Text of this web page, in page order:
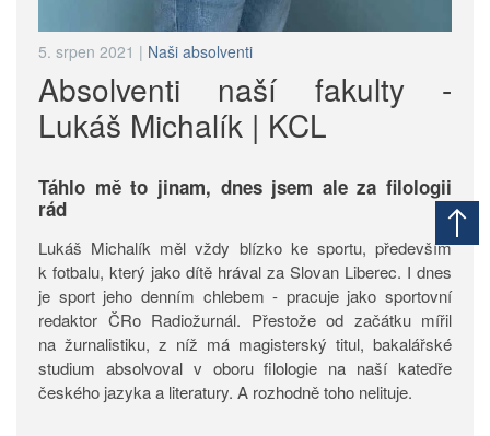
5. srpen 2021 | Naši absolventi
Absolventi naší fakulty -
Lukáš Michalík | KCL
Táhlo mě to jinam, dnes jsem ale za filologii
rád
Lukáš Michalík měl vždy blízko ke sportu, především
k fotbalu, který jako dítě hrával za Slovan Liberec. I dnes
je sport jeho denním chlebem - pracuje jako sportovní
redaktor ČRo Radiožurnál. Přestože od začátku mířil
na žurnalistiku, z níž má magisterský titul, bakalářské
studium absolvoval v oboru filologie na naší katedře
českého jazyka a literatury. A rozhodně toho nelituje.